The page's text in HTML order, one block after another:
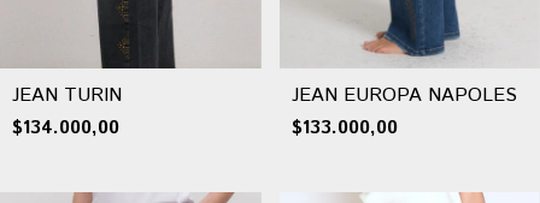
JEAN TURIN
$134.000,00
JEAN EUROPA NAPOLES
$133.000,00